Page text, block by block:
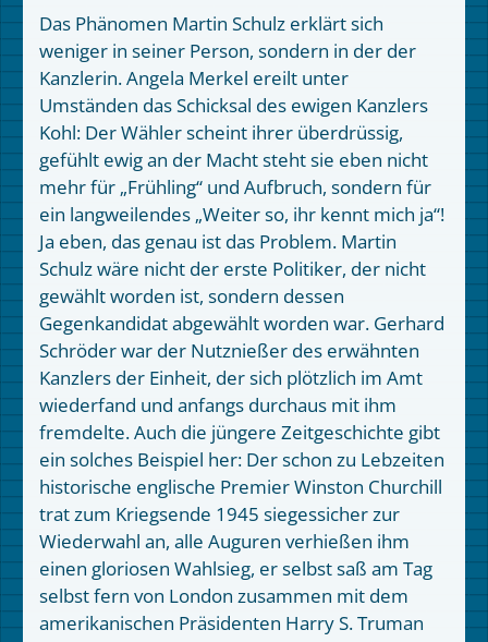
Das Phänomen Martin Schulz erklärt sich
weniger in seiner Person, sondern in der der
Kanzlerin. Angela Merkel ereilt unter
Umständen das Schicksal des ewigen Kanzlers
Kohl: Der Wähler scheint ihrer überdrüssig,
gefühlt ewig an der Macht steht sie eben nicht
mehr für „Frühling“ und Aufbruch, sondern für
ein langweilendes „Weiter so, ihr kennt mich ja“!
Ja eben, das genau ist das Problem. Martin
Schulz wäre nicht der erste Politiker, der nicht
gewählt worden ist, sondern dessen
Gegenkandidat abgewählt worden war. Gerhard
Schröder war der Nutznießer des erwähnten
Kanzlers der Einheit, der sich plötzlich im Amt
wiederfand und anfangs durchaus mit ihm
fremdelte. Auch die jüngere Zeitgeschichte gibt
ein solches Beispiel her: Der schon zu Lebzeiten
historische englische Premier Winston Churchill
trat zum Kriegsende 1945 siegessicher zur
Wiederwahl an, alle Auguren verhießen ihm
einen gloriosen Wahlsieg, er selbst saß am Tag
selbst fern von London zusammen mit dem
amerikanischen Präsidenten Harry S. Truman